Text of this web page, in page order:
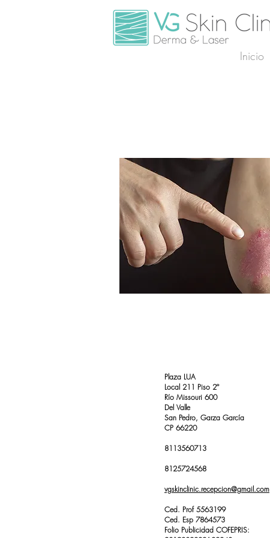
Inicio
Plaza LUA
Local 211 Piso 2º
Río Missouri 600
Del Valle
San Pedro, Garza García
CP 66220
8113560713
8125724568
vgskinclinic.recepcion@gmail.com
Ced. Prof 5563199
Ced. Esp 7864573
Folio Publicidad COFEPRIS: